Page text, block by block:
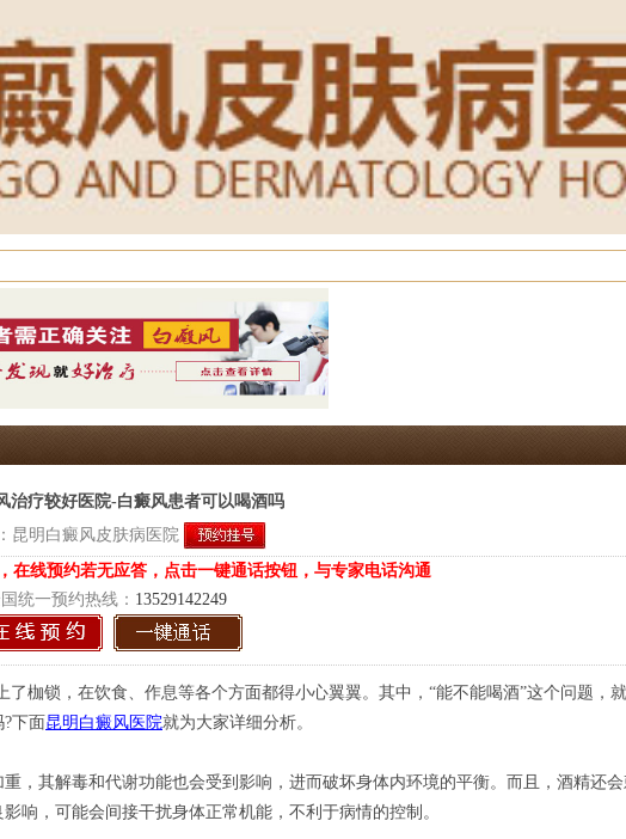
治疗较好医院-白癜风患者可以喝酒吗
昆明白癜风皮肤病医院
在线预约若无应答，点击一键通话按钮，与专家电话沟通
统一预约热线： 13529142249
锁，在饮食、作息等各个方面都得小心翼翼。其中，“能不能喝酒”这个问题，就
下面昆明白癜风医院就为大家详细分析。
其解毒和代谢功能也会受到影响，进而破坏身体内环境的平衡。而且，酒精还
响，可能会间接干扰身体正常机能，不利于病情的控制。